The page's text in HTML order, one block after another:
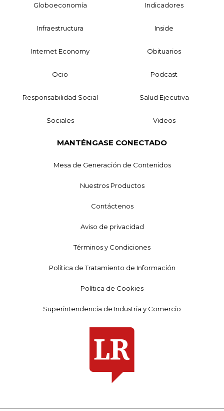
Globoeconomía Indicadores
Infraestructura Inside
Internet Economy Obituarios
Ocio Podcast
Responsabilidad Social Salud Ejecutiva
Sociales Videos
MANTÉNGASE CONECTADO
Mesa de Generación de Contenidos
Nuestros Productos
Contáctenos
Aviso de privacidad
Términos y Condiciones
Política de Tratamiento de Información
Política de Cookies
Superintendencia de Industria y Comercio